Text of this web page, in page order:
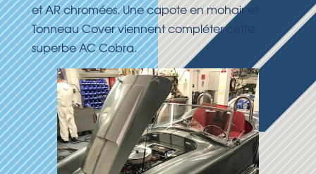
et AR chromées. Une capote en mohair et
Tonneau Cover viennent compléter cette
superbe AC Cobra.